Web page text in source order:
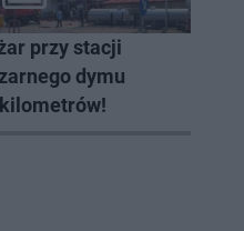
przy stacji
dymu
kilometrów!